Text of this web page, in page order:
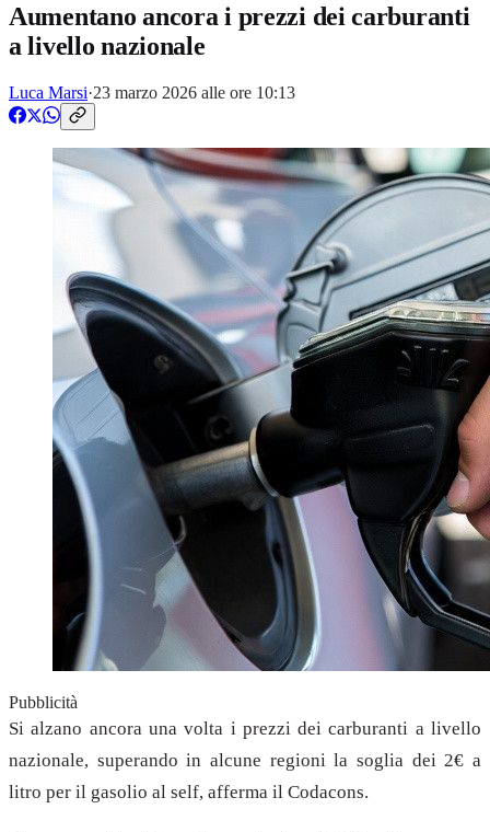
Aumentano ancora i prezzi dei carburanti
a livello nazionale
Luca Marsi·23 marzo 2026 alle ore 10:13
Pubblicità
Si alzano ancora una volta i prezzi dei carburanti a livello
nazionale, superando in alcune regioni la soglia dei 2€ a
litro per il gasolio al self, afferma il Codacons.